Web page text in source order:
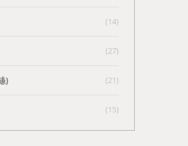
(14)
(27)
) (21)
(15)